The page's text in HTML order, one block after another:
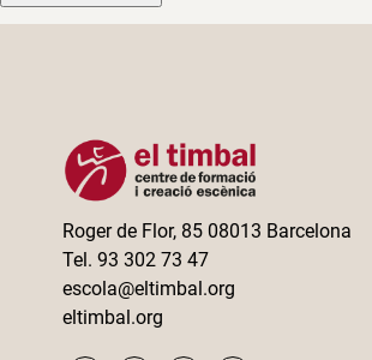
Roger de Flor, 85 08013 Barcelona
Tel. 93 302 73 47
escola@eltimbal.org
eltimbal.org